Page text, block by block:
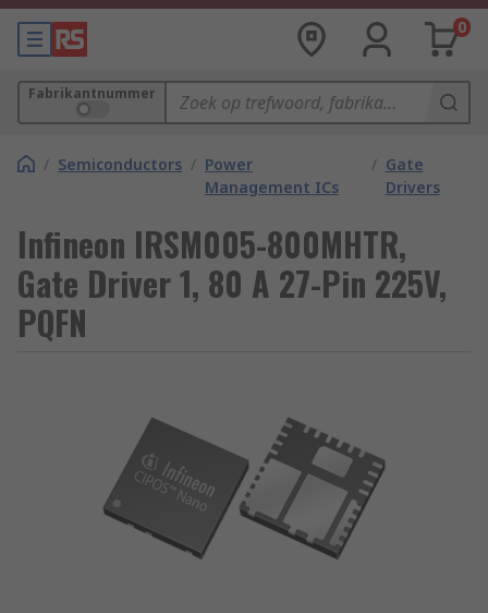
0
Fabrikantnummer
/ Semiconductors / Power
Management ICs
/ Gate
Drivers
Infineon IRSM005-800MHTR,
Gate Driver 1, 80 A 27-Pin 225V,
PQFN